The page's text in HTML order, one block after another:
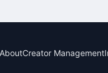
AboutCreator Management